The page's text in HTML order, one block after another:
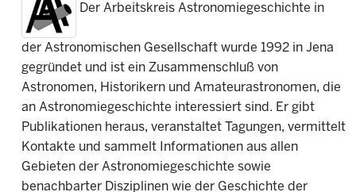
Der Arbeitskreis Astronomiegeschichte in
der Astronomischen Gesellschaft wurde 1992 in Jena
gegründet und ist ein Zusammenschluß von
Astronomen, Historikern und Amateurastronomen, die
an Astronomiegeschichte interessiert sind. Er gibt
Publikationen heraus, veranstaltet Tagungen, vermittelt
Kontakte und sammelt Informationen aus allen
Gebieten der Astronomiegeschichte sowie
benachbarter Disziplinen wie der Geschichte der